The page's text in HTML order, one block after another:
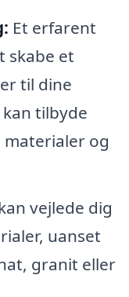
Et erfarent
skabe et
til dine
tilbyde
og
vejlede dig
uanset
granit eller